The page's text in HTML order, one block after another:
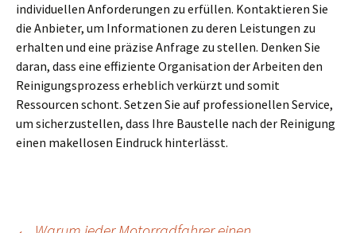
individuellen Anforderungen zu erfüllen. Kontaktieren Sie
die Anbieter, um Informationen zu deren Leistungen zu
erhalten und eine präzise Anfrage zu stellen. Denken Sie
daran, dass eine effiziente Organisation der Arbeiten den
Reinigungsprozess erheblich verkürzt und somit
Ressourcen schont. Setzen Sie auf professionellen Service,
um sicherzustellen, dass Ihre Baustelle nach der Reinigung
einen makellosen Eindruck hinterlässt.